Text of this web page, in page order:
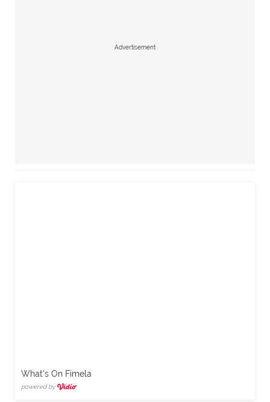
Advertisement
What's On Fimela
powered by